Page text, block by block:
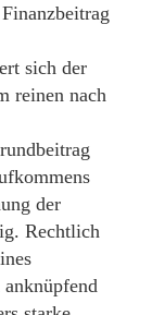
sich der
reinen nach
der
Rechtlich